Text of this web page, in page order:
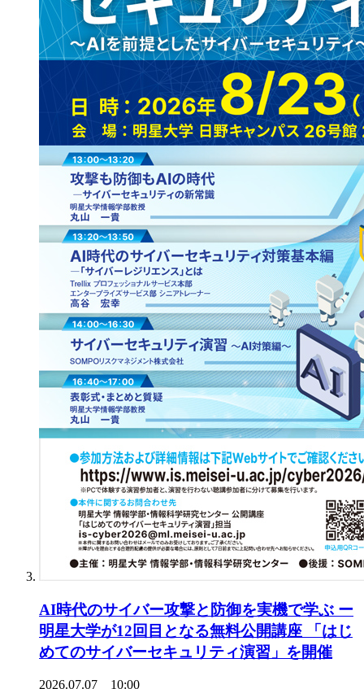
AI時代のサイバー攻撃と防御を実機で学ぶ ー
明星大学が12回目となる無料公開講座 「はじ
めてのサイバーセキュリティ演習」を開催
2026.07.07 10:00